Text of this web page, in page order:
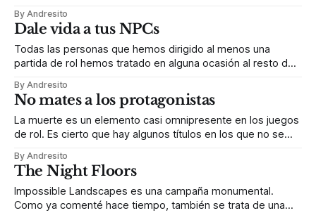
meses, además, me parece que las cartas pueden ser una
herramienta muy útil a la hora de crear historias.
By Andresito
Dale vida a tus NPCs
Todas las personas que hemos dirigido al menos una
partida de rol hemos tratado en alguna ocasión al resto de
fuesen más que tristes NPCs atrapados dentro de un
videojuego imaginario. Es algo muy común. Los personajes
jugadores entran en una
By Andresito
No mates a los protagonistas
La muerte es un elemento casi omnipresente en los juegos
de rol. Es cierto que hay algunos títulos en los que no se
Loop —del cuál he dirigido unas cuantas sesiones— pero
son la excepción a una regla dominada por clases
By Andresito
The Night Floors
Impossible Landscapes es una campaña monumental.
Como ya comenté hace tiempo, también se trata de una